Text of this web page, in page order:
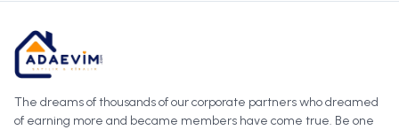
The dreams of thousands of our corporate partners who dreamed
of earning more and became members have come true. Be one